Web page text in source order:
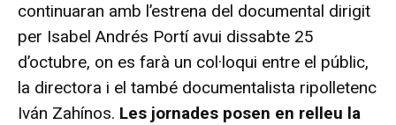
continuaran amb l’estrena del documental dirigit
per Isabel Andrés Portí avui dissabte 25
d’octubre, on es farà un col·loqui entre el públic,
la directora i el també documentalista ripolletenc
Iván Zahínos. Les jornades posen en relleu la